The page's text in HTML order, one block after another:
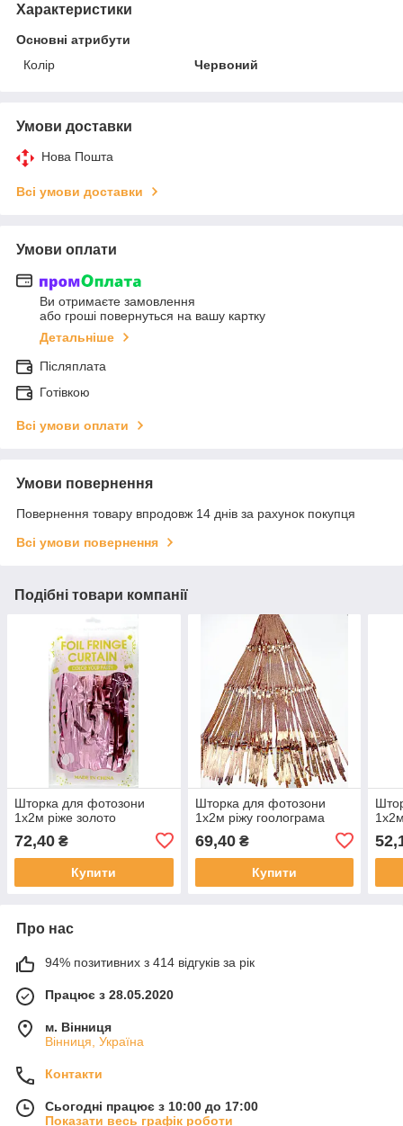
Характеристики
Основні атрибути
Колір
Червоний
Умови доставки
Нова Пошта
Всі умови доставки
Умови оплати
Ви отримаєте замовлення
або гроші повернуться на вашу картку
Детальніше
Післяплата
Готівкою
Всі умови оплати
Умови повернення
Повернення товару впродовж 14 днів за рахунок покупця
Всі умови повернення
Подібні товари компанії
Шторка для фотозони
1х2м ріже золото
72,40 ₴
Купити
Шторка для фотозони
1х2м ріжу гоолограма
69,40₴
Купити
Про нас
94% позитивних з 414 відгуків за рік
Працює з 28.05.2020
м. Вінниця
Вінниця, Україна
Контакти
Сьогодні працює з 10:00 до 17:00
Показати весь графік роботи